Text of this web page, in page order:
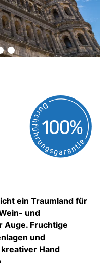
ein Traumland für
und
Auge. Fruchtige
und
Hand